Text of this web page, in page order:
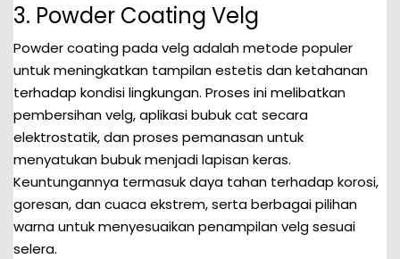
3. Powder Coating Velg
Powder coating pada velg adalah metode populer
untuk meningkatkan tampilan estetis dan ketahanan
terhadap kondisi lingkungan. Proses ini melibatkan
pembersihan velg, aplikasi bubuk cat secara
elektrostatik, dan proses pemanasan untuk
menyatukan bubuk menjadi lapisan keras.
Keuntungannya termasuk daya tahan terhadap korosi,
goresan, dan cuaca ekstrem, serta berbagai pilihan
warna untuk menyesuaikan penampilan velg sesuai
selera.